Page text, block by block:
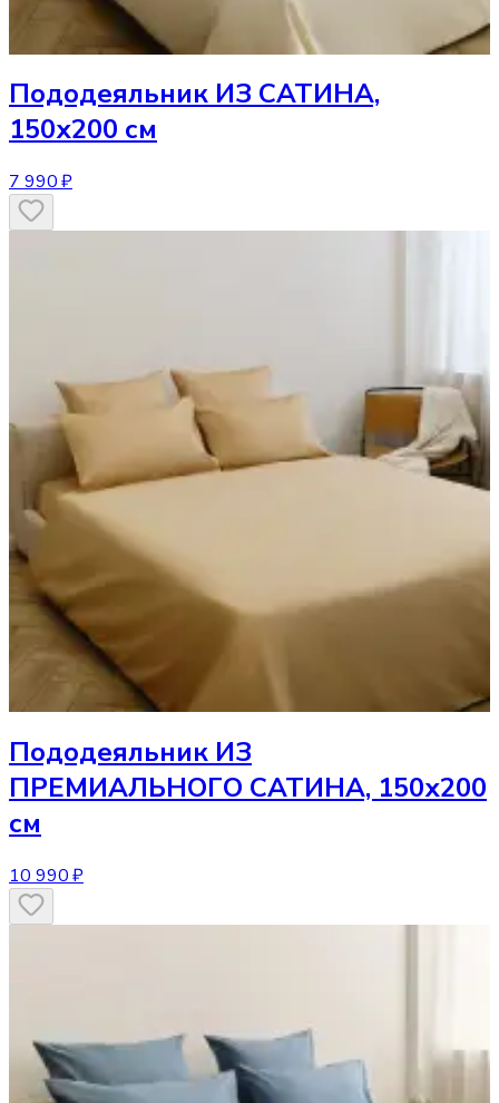
Пододеяльник ИЗ САТИНА,
150х200 см
7 990 ₽
Пододеяльник ИЗ
ПРЕМИАЛЬНОГО САТИНА, 150х200
см
10 990 ₽